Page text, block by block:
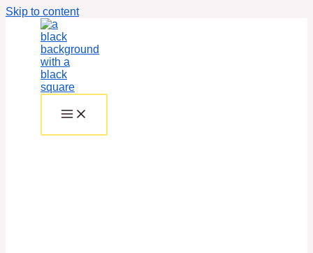
Skip to content